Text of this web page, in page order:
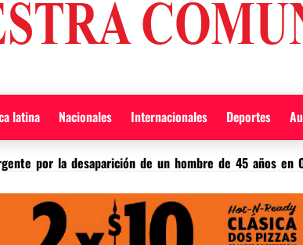
latina Nacionales Internacionales Deportes
por la desaparición de un hombre de 45 años en